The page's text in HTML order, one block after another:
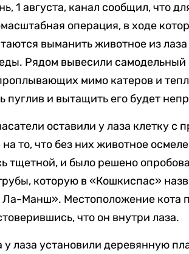
1 августа, канал сообщил, что
операция, в ходе
выманить животное из
Рядом вывесили самодельный
мимо катеров и
пуглив и вытащить его будет
оставили у лаза клетку с
то, что без них животное
тщетной, и было решено
которую в «Кошкиспас»
Ла-Манш». Местоположение кота
что он внутри лаза.
у лаза установили деревянную